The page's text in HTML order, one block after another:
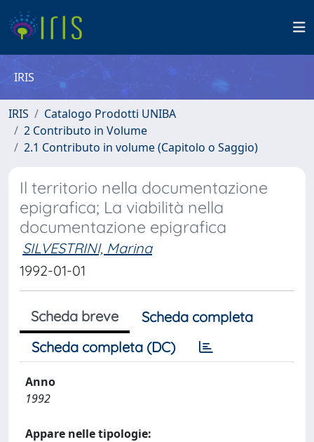
IRIS
IRIS
Catalogo Prodotti UNIBA
2 Contributo in Volume
2.1 Contributo in volume (Capitolo o Saggio)
Il territorio nella documentazione
epigrafica; La viabilità nella
documentazione epigrafica
SILVESTRINI, Marina
1992-01-01
Scheda breve
Scheda completa
Scheda completa (DC)
Anno
1992
Appare nelle tipologie: